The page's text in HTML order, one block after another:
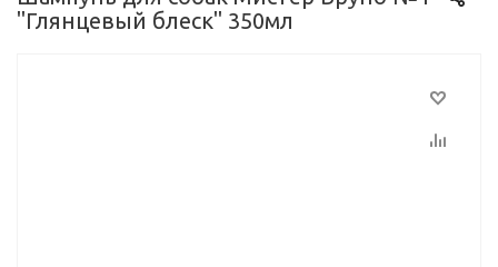
"Глянцевый блеск" 350мл